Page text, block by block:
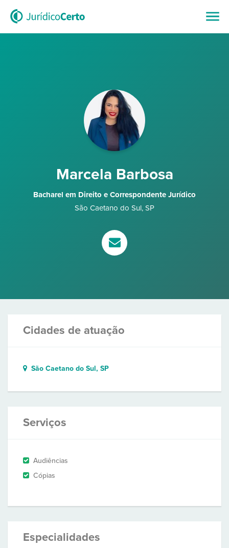
Marcela Barbosa
Bacharel em Direito e Correspondente Jurídico
São Caetano do Sul, SP
Cidades de atuação
São Caetano do Sul, SP
Serviços
Audiências
Cópias
Especialidades